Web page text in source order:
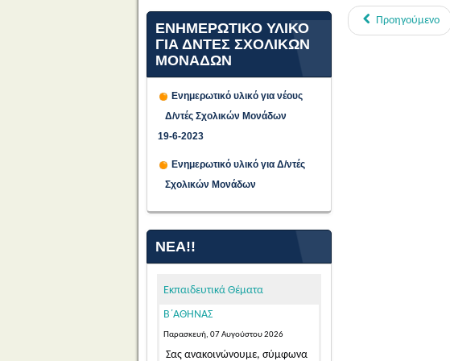
ΕΝΗΜΕΡΩΤΙΚΟ ΥΛΙΚΟ
ΓΙΑ ΔΝΤΕΣ ΣΧΟΛΙΚΩΝ
ΜΟΝΑΔΩΝ
Ενημερωτικό υλικό για νέους
Δ/ντές Σχολικών Μονάδων
19-6-2023
Ενημερωτικό υλικό για Δ/ντές
Σχολικών Μονάδων
ΝΈΑ!!
Εκπαιδευτικά Θέματα
ΓΙΑ ΤΟ ΔΙΔΑΚΤΙΚΟ ΕΤΟΣ 2026-
2027 ΕΚΠΑΙΔΕΥΤΙΚΩΝ ΓΕΝΙΚΗΣ
ΠΥΣΠΕ/ΠΥΣΔΕ ΣΤΟ ΠΥΣΠΕ
Β΄ΑΘΗΝΑΣ
Παρασκευή, 07 Αυγούστου 2026
Σας ανακοινώνουμε, σύμφωνα
του Π.Υ.Σ.Π.Ε. Β΄ Αθήνας,...
Προηγούμενο